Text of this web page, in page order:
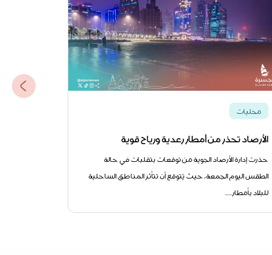
محليات
الأرصاد تحذر من أمطار رعدية ورياح قوية
حذرت إدارة الأرصاد الجوية من توقعات بتقلبات في حالة
الطقس اليوم الجمعة، حيث يُتوقع أن تتأثر المناطق الساحلية
للبلاد بأمطار......